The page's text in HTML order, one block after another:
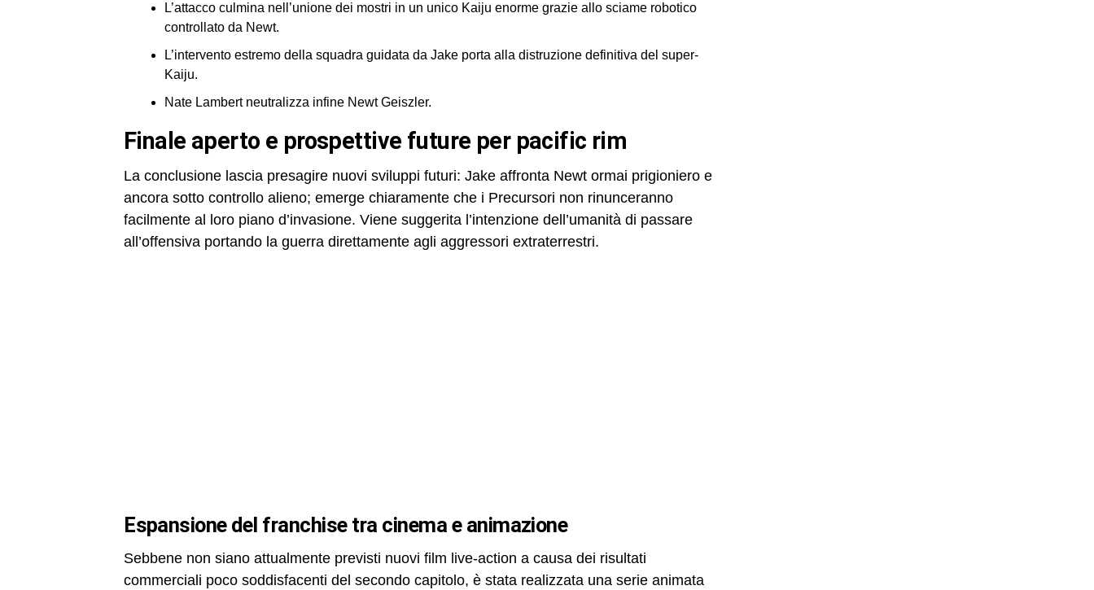
L’attacco culmina nell’unione dei mostri in un unico Kaiju enorme grazie allo sciame robotico
controllato da Newt.
L’intervento estremo della squadra guidata da Jake porta alla distruzione definitiva del super-
Kaiju.
Nate Lambert neutralizza infine Newt Geiszler.
finale aperto e prospettive future per pacific rim
La conclusione lascia presagire nuovi sviluppi futuri: Jake affronta Newt ormai prigioniero e
ancora sotto controllo alieno; emerge chiaramente che i Precursori non rinunceranno
facilmente al loro piano d’invasione. Viene suggerita l’intenzione dell’umanità di passare
all’offensiva portando la guerra direttamente agli aggressori extraterrestri.
espansione del franchise tra cinema e animazione
Sebbene non siano attualmente previsti nuovi film live-action a causa dei risultati
commerciali poco soddisfacenti del secondo capitolo, è stata realizzata una serie animata